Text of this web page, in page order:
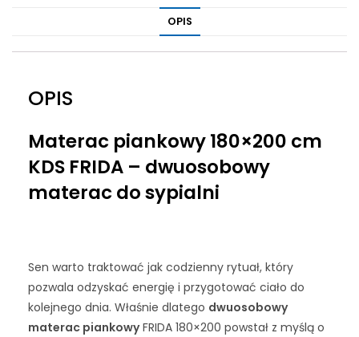
OPIS
OPIS
Materac piankowy 180×200 cm
KDS FRIDA – dwuosobowy
materac do sypialni
Sen warto traktować jak codzienny rytuał, który
pozwala odzyskać energię i przygotować ciało do
kolejnego dnia. Właśnie dlatego dwuosobowy
materac piankowyFRIDA 180×200 powstał z myślą o